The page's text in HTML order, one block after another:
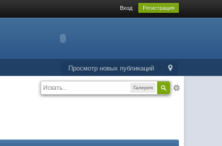
Вход Регистрация
Просмотр новых публикаций
Галерея